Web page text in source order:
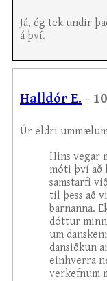
Já, ég tek undir
á því.
Halldór E. -
Úr eldri
Hins vegar
móti því að
samstarfi
til þess að
barnanna.
dóttur
um
dansiðkun
einhverra
verkefnum